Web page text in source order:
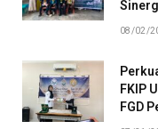
08/02/
FKIP
FGD